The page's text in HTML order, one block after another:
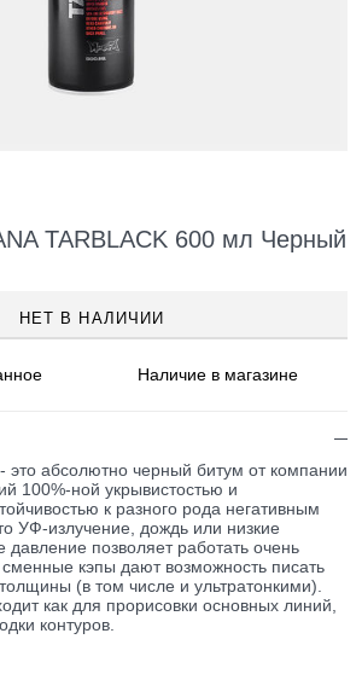
TARBLACK 600 мл Черный
НЕТ В НАЛИЧИИ
Наличиев магазине
это абсолютно черный битум от компании
100%-ной укрывистостью и
к разного рода негативным
УФ-излучение, дождь или низкие
давление позволяет работать очень
сменные кэпы дают возможность писать
(в том числе и ультратонкими).
как для прорисовки основных линий,
контуров.